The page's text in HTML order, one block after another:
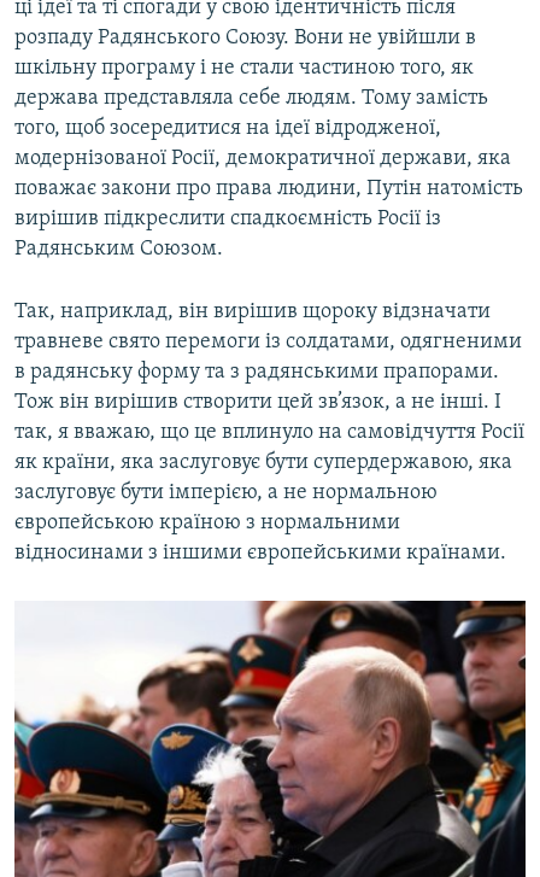
ці ідеї та ті спогади у свою ідентичність після
розпаду Радянського Союзу. Вони не увійшли в
шкільну програму і не стали частиною того, як
держава представляла себе людям. Тому замість
того, щоб зосередитися на ідеї відродженої,
модернізованої Росії, демократичної держави, яка
поважає закони про права людини, Путін натомість
вирішив підкреслити спадкоємність Росії із
Радянським Союзом.
Так, наприклад, він вирішив щороку відзначати
травневе свято перемоги із солдатами, одягненими
в радянську форму та з радянськими прапорами.
Тож він вирішив створити цей зв’язок, а не інші. І
так, я вважаю, що це вплинуло на самовідчуття Росії
як країни, яка заслуговує бути супердержавою, яка
заслуговує бути імперією, а не нормальною
європейською країною з нормальними
відносинами з іншими європейськими країнами.